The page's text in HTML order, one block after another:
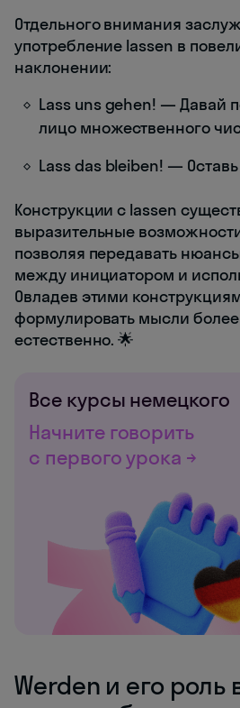
Отдельного внимания
употребление lassen в
наклонении:
Lass uns gehen! — Давай
лицо множественного
Lass das bleiben! —
Конструкции с lassen
выразительные
позволяя передавать
между инициатором и
Овладев этими
формулировать мысли более
естественно. 🌟
Все курсы немецкого
Начните говорить
с первого урока →
Werden и его роль